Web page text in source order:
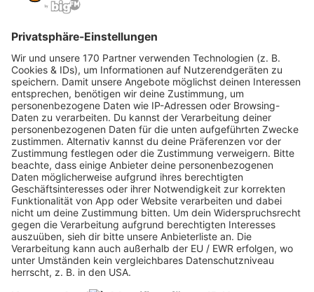
betriebliche Altersvorsorge, in die ihr jahrelang
eingezahlt habt. Bei
einem Arbeitgeberwechsel könnt ihr den Vertrag
ändern lassen und weiterhin privat einzahlen. Ob
euch der bisher gezahlte Arbeitgeberanteil
erhalten bleibt, hängt von den
Vertragskonditionen ab. Mit etwas Glück willigt
euer neuer Arbeitgeber ein, den Vertrag zu den
bisherigen Konditionen zu übernehmen.
Fazit